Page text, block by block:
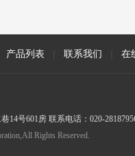
产品列表 联系我们 在
14号601房 联系电话：020-
Rights Reserved.